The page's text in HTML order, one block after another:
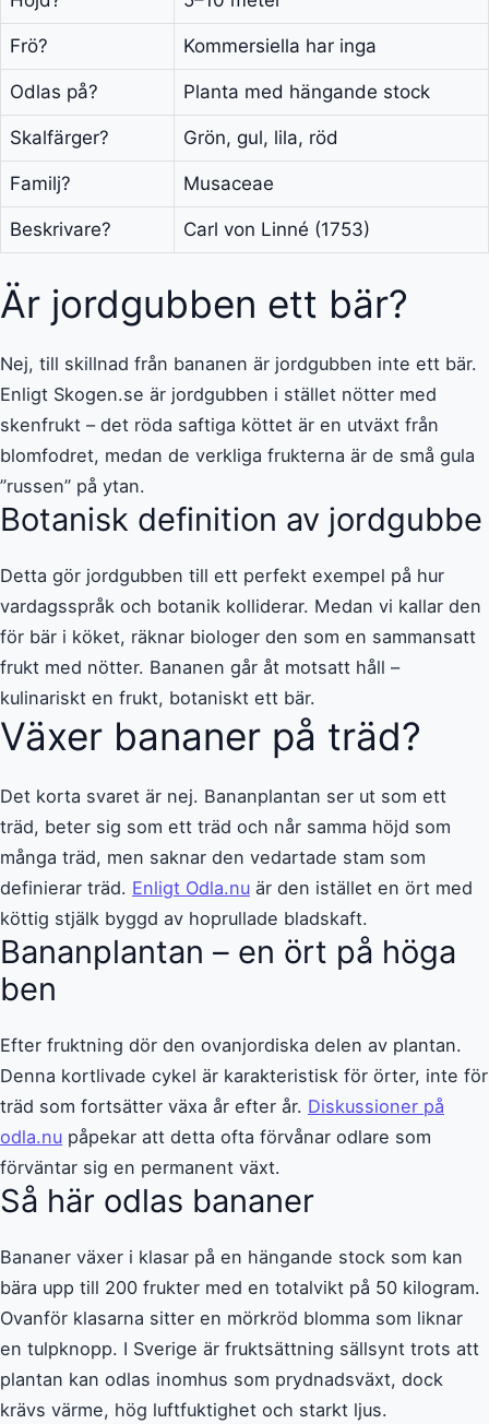
Frö? Kommersiella har inga
Odlas på? Planta med hängande stock
Skalfärger? Grön, gul, lila, röd
Familj? Musaceae
Beskrivare? Carl von Linné (1753)
Är jordgubben ett bär?
Nej, till skillnad från bananen är jordgubben inte ett bär.
Enligt Skogen.se är jordgubben i stället nötter med
skenfrukt – det röda saftiga köttet är en utväxt från
blomfodret, medan de verkliga frukterna är de små gula
”russen” på ytan.
Botanisk definition av jordgubbe
Detta gör jordgubben till ett perfekt exempel på hur
vardagsspråk och botanik kolliderar. Medan vi kallar den
för bär i köket, räknar biologer den som en sammansatt
frukt med nötter. Bananen går åt motsatt håll –
kulinariskt en frukt, botaniskt ett bär.
Växer bananer på träd?
Det korta svaret är nej. Bananplantan ser ut som ett
träd, beter sig som ett träd och når samma höjd som
många träd, men saknar den vedartade stam som
definierar träd. Enligt Odla.nu är den istället en ört med
köttig stjälk byggd av hoprullade bladskaft.
Bananplantan – en ört på höga
ben
Efter fruktning dör den ovanjordiska delen av plantan.
Denna kortlivade cykel är karakteristisk för örter, inte för
träd som fortsätter växa år efter år. Diskussioner på
odla.nu påpekar att detta ofta förvånar odlare som
förväntar sig en permanent växt.
Så här odlas bananer
Bananer växer i klasar på en hängande stock som kan
bära upp till 200 frukter med en totalvikt på 50 kilogram.
Ovanför klasarna sitter en mörkröd blomma som liknar
en tulpknopp. I Sverige är fruktsättning sällsynt trots att
plantan kan odlas inomhus som prydnadsväxt, dock
krävs värme, hög luftfuktighet och starkt ljus.